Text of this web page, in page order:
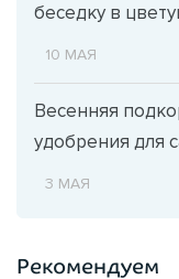
беседку в
10 МАЯ
Весенняя
удобрения для
3 МАЯ
Рекомендуем